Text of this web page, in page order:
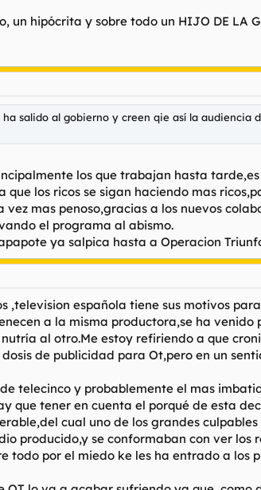
un hipócrita y sobre todo un HIJO DE LA
salido al gobierno y creen qie así la
los que trabajan hasta
que los ricos se sigan haciendo mas
mas penoso,gracias a los nuevos
el programa al abismo.
ya salpica hasta a Operacion
,television española tiene sus motivos
a la misma productora,se ha
al otro.Me estoy refiriendo a que
de publicidad para Ot,pero en un
telecinco y probablemente el mas
que tener en cuenta el porqué de esta
cual uno de los grandes
producido,y se conformaban con ver
todo por el miedo ke les ha entrado a